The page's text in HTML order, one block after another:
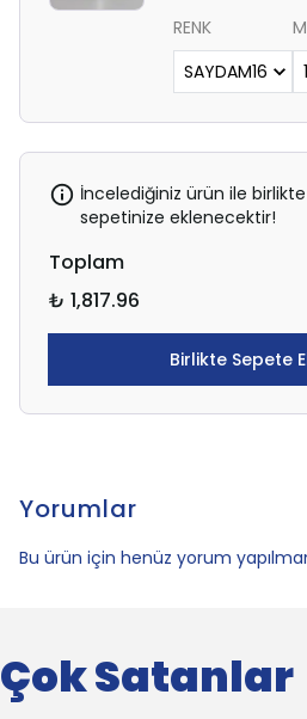
RENK
İncelediğiniz ürün ile
sepetinize eklenecektir!
Toplam
₺ 1,817.96
Birlikte Sepete
Yorumlar
Bu ürün için henüz yorum
Çok Satanlar